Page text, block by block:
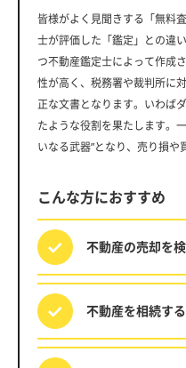
皆様がよく見聞きする「無料
士が評価した「鑑定」との違
つ不動産鑑定士によって作成
性が高く、税務署や裁判所に
正な文書となります。いわば
たような役割を果たします。
いなる武器”となり、売り損や
こんな方におすすめ
不動産の売却を
不動産を相続する